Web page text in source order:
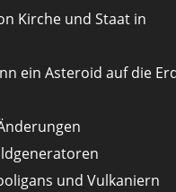
Kirche und Staat in
ein Asteroid auf die
und Vulkaniern